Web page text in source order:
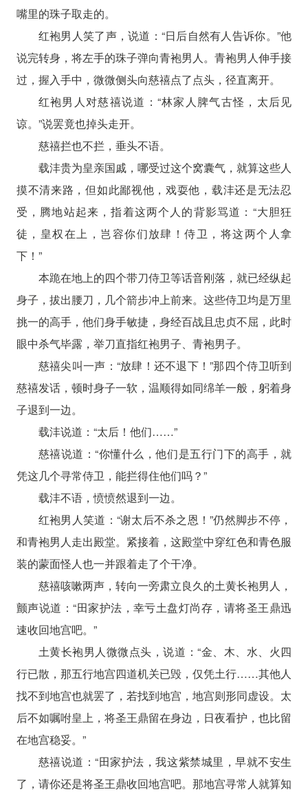
嘴里的珠子取走的。
红袍男人笑了声，说道：“日后自然有人告诉你。”他
说完转身，将左手的珠子弹向青袍男人。青袍男人伸手接
过，握入手中，微微侧头向慈禧点了点头，径直离开。
红袍男人对慈禧说道：“林家人脾气古怪，太后见
谅。”说罢竟也掉头走开。
慈禧拦也不拦，垂头不语。
载沣贵为皇亲国戚，哪受过这个窝囊气，就算这些人
摸不清来路，但如此鄙视他，戏耍他，载沣还是无法忍
受，腾地站起来，指着这两个人的背影骂道：“大胆狂
徒，皇权在上，岂容你们放肆！侍卫，将这两个人拿
下！”
本跪在地上的四个带刀侍卫等话音刚落，就已经纵起
身子，拔出腰刀，几个箭步冲上前来。这些侍卫均是万里
挑一的高手，他们身手敏捷，身经百战且忠贞不屈，此时
眼中杀气毕露，举刀直指红袍男子、青袍男子。
慈禧尖叫一声：“放肆！还不退下！”那四个侍卫听到
慈禧发话，顿时身子一软，温顺得如同绵羊一般，躬着身
子退到一边。
载沣说道：“太后！他们……”
慈禧说道：“你懂什么，他们是五行门下的高手，就
凭这几个寻常侍卫，能拦得住他们吗？”
载沣不语，愤愤然退到一边。
红袍男人笑道：“谢太后不杀之恩！”仍然脚步不停，
和青袍男人走出殿堂。紧接着，这殿堂中穿红色和青色服
装的蒙面怪人也一并跟着走了个干净。
慈禧咳嗽两声，转向一旁肃立良久的土黄长袍男人，
颤声说道：“田家护法，幸亏土盘灯尚存，请将圣王鼎迅
速收回地宫吧。”
土黄长袍男人微微点头，说道：“金、木、水、火四
行已散，那五行地宫四道机关已毁，仅凭土行……其他人
找不到地宫也就罢了，若找到地宫，地宫则形同虚设。太
后不如嘱咐皇上，将圣王鼎留在身边，日夜看护，也比留
在地宫稳妥。”
慈禧说道：“田家护法，我这紫禁城里，早就不安生
了，请你还是将圣王鼎收回地宫吧。那地宫寻常人就算知